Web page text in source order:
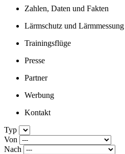
Zahlen, Daten und Fakten
Lärmschutz und Lärmmessung
Trainingsflüge
Presse
Partner
Werbung
Kontakt
Typ
Von
Nach